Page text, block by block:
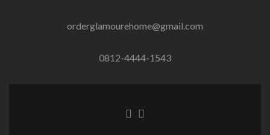
orderglamourehome@gmail.com
0812-4444-1543
Tautan Facebook
Tautan Instagram